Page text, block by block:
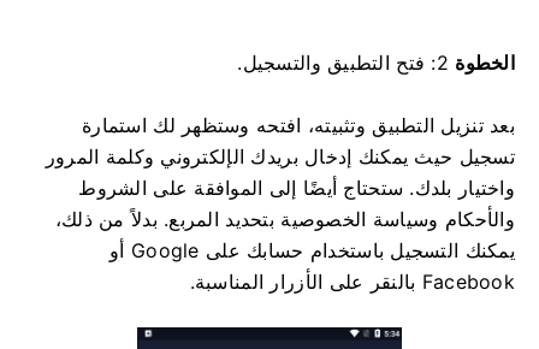
الخطوة
بعد تنزيل التطبيق وتثبيته، افتحه وستظهر لك استمارة
تسجيل حيث يمكنك إدخال بريدك الإلكتروني وكلمة المرور
واختيار بلدك. ستحتاج أيضًا إلى الموافقة على الشروط
والأحكام وسياسة الخصوصية بتحديد المربع. بدلاً من ذلك،
يمكنك التسجيل باستخدام حسابك على Google أو
Facebook بالنقر على الأزرار المناسبة.